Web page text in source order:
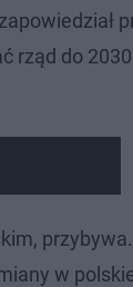
rząd do
w